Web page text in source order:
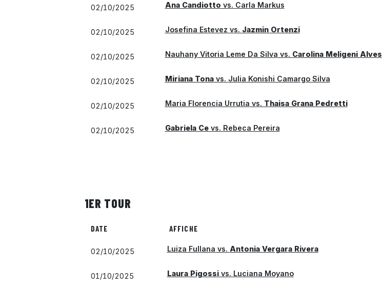
02/10/2025 Ana Candiotto vs. Carla Markus
02/10/2025 Josefina Estevez vs. Jazmin Ortenzi
02/10/2025 Nauhany Vitoria Leme Da Silva vs. Carolina Meligeni Alves
02/10/2025 Miriana Tonavs. Julia Konishi Camargo Silva
02/10/2025 Maria Florencia Urrutia vs. Thaisa Grana Pedretti
02/10/2025 Gabriela Cevs. Rebeca Pereira
1ER TOUR
DATE AFFICHE
02/10/2025 Luiza Fullana vs. Antonia Vergara Rivera
01/10/2025 Laura Pigossivs. Luciana Moyano